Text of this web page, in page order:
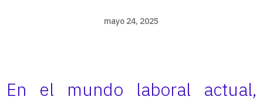
mayo 24, 2025
En el mundo laboral actual,